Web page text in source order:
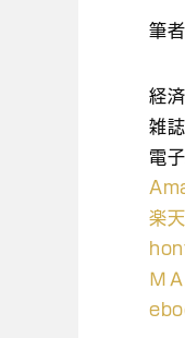
筆
経
雑
電
楽
Ｍ